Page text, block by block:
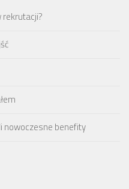
rekrutacji?
nowoczesne benefity